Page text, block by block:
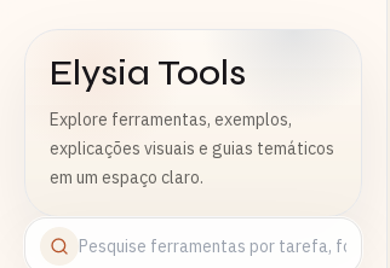
Elysia Tools
Explore ferramentas, exemplos,
explicações visuais e guias temáticos
em um espaço claro.